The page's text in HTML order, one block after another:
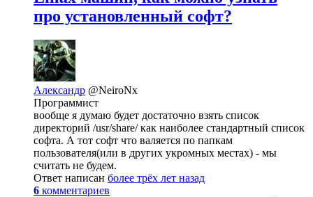
про установленный софт?
Александр @NeiroNx
Программист
вообще я думаю будет достаточно взять список
директорий /usr/share/ как наиболее стандартный список
софта. А тот софт что валяется по папкам
пользователя(или в других укромных местах) - мы
считать не будем.
Ответ написан более трёх лет назад
6 комментариев